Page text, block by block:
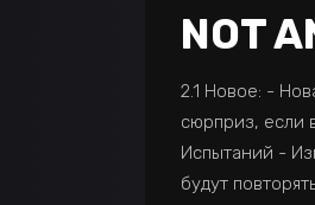
NOT
2.1 Новое: -
сюрприз, если
Испытаний -
будут